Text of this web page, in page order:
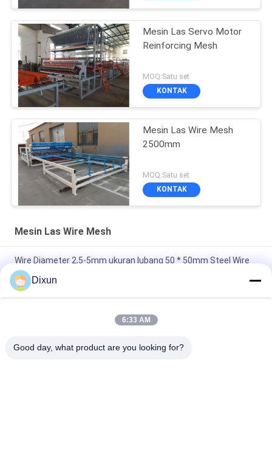
Mesin Las Servo Motor
Reinforcing Mesh
MOQ:Satu set
KONTAK
Mesin Las Wire Mesh
2500mm
MOQ:Satu set
KONTAK
Mesin Las Wire Mesh
Wire Diameter 2,5-5mm ukuran lubang 50 * 50mm Steel Wire
Mesh Mesin Las
Bandara pagar kawat diameter 3.7mm mesh 50*200mm Wire
Mesh Rebar Jembatan Jalan Raya
Dixun
6:33 AM
Good day, what product are you looking for?